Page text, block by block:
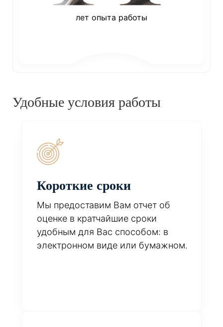
лет опыта работы
Удобные условия работы
Короткие сроки
Мы предоставим Вам отчет об
оценке в кратчайшие сроки
удобным для Вас способом: в
электронном виде или бумажном.